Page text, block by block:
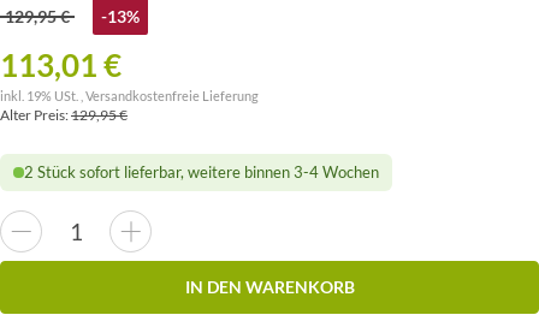
129,95 € -13%
113,01 €
inkl. 19% USt. , Versandkostenfreie Lieferung
Alter Preis:129,95 €
2 Stück sofort lieferbar, weitere binnen 3-4 Wochen
IN DEN WARENKORB